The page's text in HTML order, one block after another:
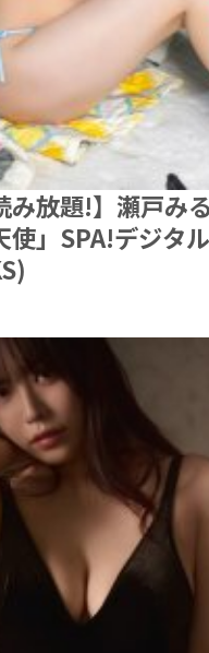
み放題!】瀬戸み
使」SPA!デジタ